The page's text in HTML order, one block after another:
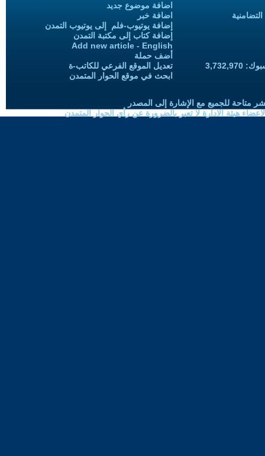
اضافة موضوع جديد
اضافة خبر
إضافة يوتيوب-فلم إلى يوتيوب التمدن
إضافة كتاب إلى مكتبة التمدن
Add new article - English
أضف حملة
تعديل الموقع الفرعي للكاتب-ة
ابحث في موقع الحوار المتمدن
متاحة للجميع مع الإشارة إلى المصدر
هيئة الادارة لا تعبر بالضرورة عن رأي الحوار المتمدن